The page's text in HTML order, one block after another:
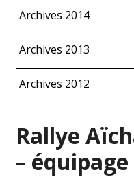
Archives 2014
Archives 2013
Archives 2012
Rallye
– équipage